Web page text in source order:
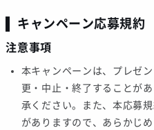
キャンペーン応募規約
注意事項
本キャンペーンは、プレゼ
更・中止・終了することが
承ください。また、本応募
がありますので、あらかじ